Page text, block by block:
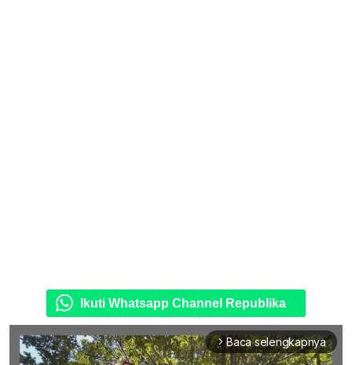
Ikuti Whatsapp Channel Republika
arrow_forward_ios Baca selengkapnya